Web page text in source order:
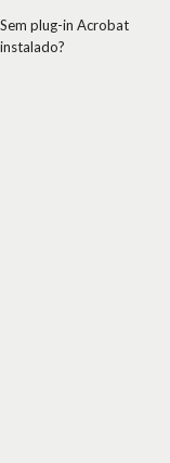
Sem plug-in Acrobat
instalado?